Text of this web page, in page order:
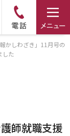
報かしわざき」11月号の
した
師就職支援